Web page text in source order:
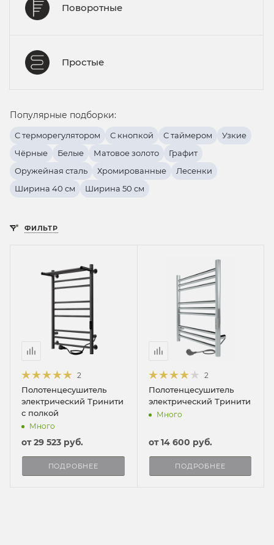
Поворотные
Простые
Популярные подборки:
С терморегулятором С кнопкой С таймером
Узкие
Чёрные
Белые Матовое золото
Графит
Оружейная сталь
Хромированные
Лесенки
Ширина 40 см
Ширина 50 см
ФИЛЬТР
2
Полотенцесушитель
электрический Тринити
с полкой
Много
от29 523 руб.
ПОДРОБНЕЕ
2
Полотенцесушитель
электрический Тринити
Много
от14 600 руб.
ПОДРОБНЕЕ